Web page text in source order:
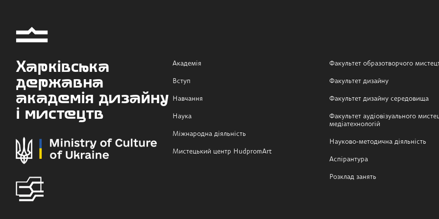
Харківська
державна
академія дизайну
і мистецтв
Академія
Вступ
Навчання
Наука
Міжнародна діяльність
Мистецький центр HudpromArt
Факультет образотворчого
Факультет дизайну
Факультет дизайну середовища
Факультет аудіовізуального
медіатехнологій
Науково-методична діяльність
Аспірантура
Розклад занять